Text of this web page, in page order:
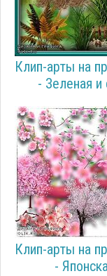
Клип-арты на
- Зеленая и
Клип-арты на
-